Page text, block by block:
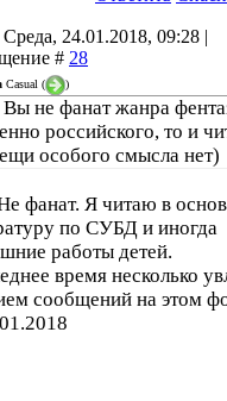
Среда, 24.01.2018, 09:28 |
# 28
Casual ( )
не фанат жанра
российского, то и
особого смысла нет)
фанат. Я читаю в
по СУБД и иногда
работы детей.
время несколько
сообщений на этом